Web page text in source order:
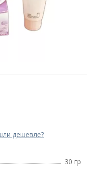
дешевле?
30 гр